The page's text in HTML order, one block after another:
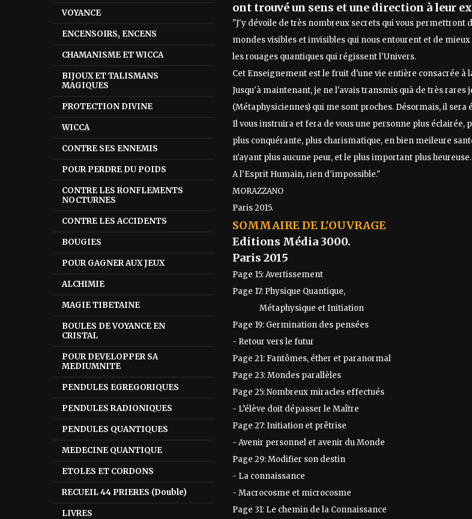
VOYANCE
ENCENSOIRS, ENCENS
CHAMANISME ET WICCA
BIJOUX ET TALISMANS
MAGIQUES
PROTECTION DIVINE
WICCA
CONTRE SES ENNEMIS
POUR PERDRE DU POIDS
CONTRE LES RONFLEMENTS
NOCTURNES
CONTRE LES ACCIDENTS
BOUGIES
POUR GAGNER AUX JEUX
ALCHIMIE
MAGIE TIBETAINE
BOULES DE VOYANCE EN
CRISTAL
POUR DEVELOPPER SA
MEDIUMNITE
PENDULES EGREGORIQUES
PENDULES RADIONIQUES
PENDULES QUANTIQUES
MEDECINE QUANTIQUE
ETOLES ET CORDONS
RECUEIL 44 PRIERES (Double)
LIVRES
ont trouvé un sens et une direction à leur
"J'y dévoile de très nombreux secrets qui vous permettront
mondes visibles et invisibles qui nous entourent et de
les rouages quantiques qui régissent l'Univers.
Cet Enseignement est le fruit d'une vie entière consacrée à
Jusqu'à maintenant, je ne l'avais transmis quà de très rares
(Métaphysiciennes) qui me sont proches. Désormais, il sera
Il vous instruira et fera de vous une personne plus éclairée,
plus conquérante, plus charismatique, en bien meileure
n'ayant plus aucune peur, et le plus important plus heureuse.
A l'Esprit Humain, rien d'impossible."
MORAZZANO
Paris 2015.
SOMMAIRE DE L'OUVRAGE
Editions Média 3000.
Paris 2015
Page 15: Avertissement
Page 17: Physique Quantique,
Métaphysique et Initiation
Page 19: Germination des pensées
- Retour vers le futur
Page 21: Fantômes, éther et paranormal
Page 23: Mondes parallèles
Page 25: Nombreux miracles effectués
- L’élève doit dépasser le Maître
Page 27: Initiation et prêtrise
- Avenir personnel et avenir du Monde
Page 29: Modifier son destin
- La connaissance
- Macrocosme et microcosme
Page 31: Le chemin de la Connaissance